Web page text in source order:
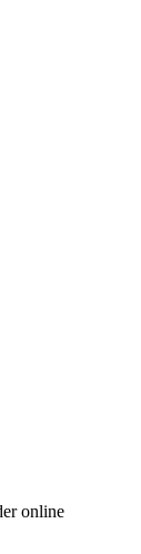
online